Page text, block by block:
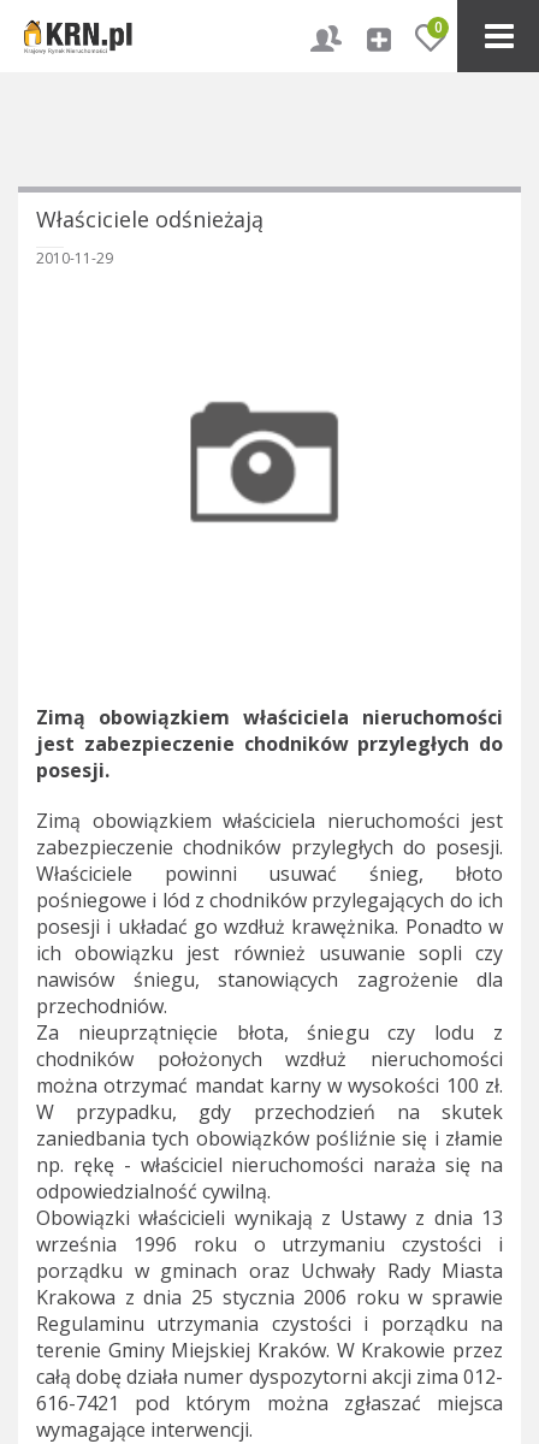
0
Właściciele odśnieżają
2010-11-29
Zimą obowiązkiem właściciela nieruchomości
jest zabezpieczenie chodników przyległych do
posesji.
Zimą obowiązkiem właściciela nieruchomości jest
zabezpieczenie chodników przyległych do posesji.
Właściciele powinni usuwać śnieg, błoto
pośniegowe i lód z chodników przylegających do ich
posesji i układać go wzdłuż krawężnika. Ponadto w
ich obowiązku jest również usuwanie sopli czy
nawisów śniegu, stanowiących zagrożenie dla
przechodniów.
Za nieuprzątnięcie błota, śniegu czy lodu z
chodników położonych wzdłuż nieruchomości
można otrzymać mandat karny w wysokości 100 zł.
W przypadku, gdy przechodzień na skutek
zaniedbania tych obowiązków pośliźnie się i złamie
np. rękę - właściciel nieruchomości naraża się na
odpowiedzialność cywilną.
Obowiązki właścicieli wynikają z Ustawy z dnia 13
września 1996 roku o utrzymaniu czystości i
porządku w gminach oraz Uchwały Rady Miasta
Krakowa z dnia 25 stycznia 2006 roku w sprawie
Regulaminu utrzymania czystości i porządku na
terenie Gminy Miejskiej Kraków. W Krakowie przez
całą dobę działa numer dyspozytorni akcji zima 012-
616-7421 pod którym można zgłaszać miejsca
wymagające interwencji.